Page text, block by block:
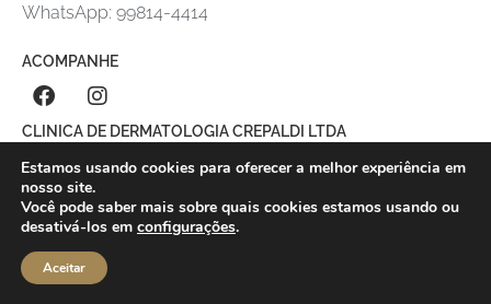
WhatsApp: 99814-4414
ACOMPANHE
CLINICA DE DERMATOLOGIA CREPALDI LTDA
CNPJ: 19.919.395/0001-59
Estamos usando cookies para oferecer a melhor experiência em
nosso site.
Você pode saber mais sobre quais cookies estamos usando ou
desativá-los em configurações.
Aceitar